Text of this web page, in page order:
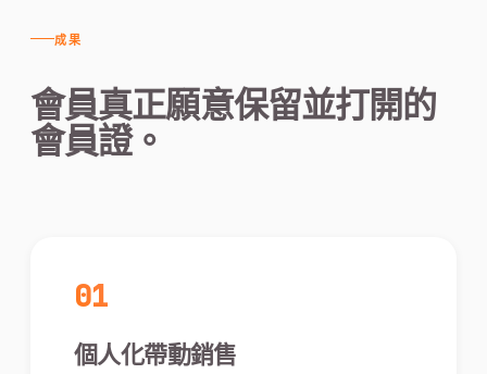
成果
會員真正願意保留並打開的
會員證。
01
個人化帶動銷售